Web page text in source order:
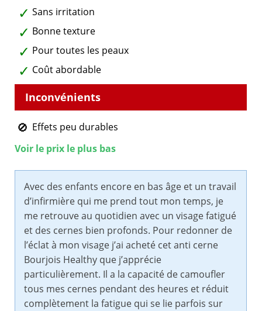
Sans irritation
Bonne texture
Pour toutes les peaux
Coût abordable
Effets peu durables
Voir le prix le plus bas
Avec des enfants encore en bas âge et un travail
d’infirmière qui me prend tout mon temps, je
me retrouve au quotidien avec un visage fatigué
et des cernes bien profonds. Pour redonner de
l’éclat à mon visage j’ai acheté cet anti cerne
Bourjois Healthy que j’apprécie
particulièrement. Il a la capacité de camoufler
tous mes cernes pendant des heures et réduit
complètement la fatigue qui se lie parfois sur